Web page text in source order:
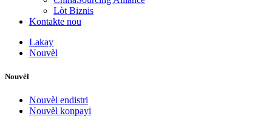
Lòt Biznis
Kontakte nou
Lakay
Nouvèl
Nouvèl
Nouvèl endistri
Nouvèl konpayi